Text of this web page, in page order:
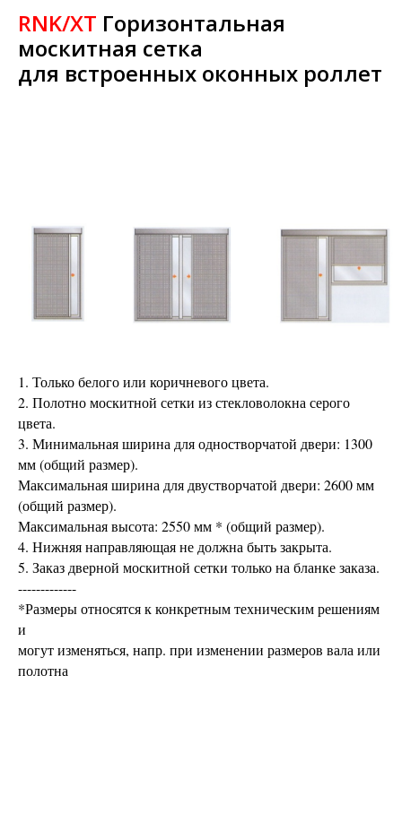
RNK/XT Горизонтальная
москитная сетка
для встроенных оконных роллет
1. Только белого или коричневого цвета.
2. Полотно москитной сетки из стекловолокна серого
цвета.
3. Минимальная ширина для одностворчатой двери: 1300
мм (общий размер).
Максимальная ширина для двустворчатой двери: 2600 мм
(общий размер).
Максимальная высота: 2550 мм * (общий размер).
4. Нижняя направляющая не должна быть закрыта.
5. Заказ дверной москитной сетки только на бланке заказа.
-------------
*Размеры относятся к конкретным техническим решениям
и
могут изменяться, напр. при изменении размеров вала или
полотна